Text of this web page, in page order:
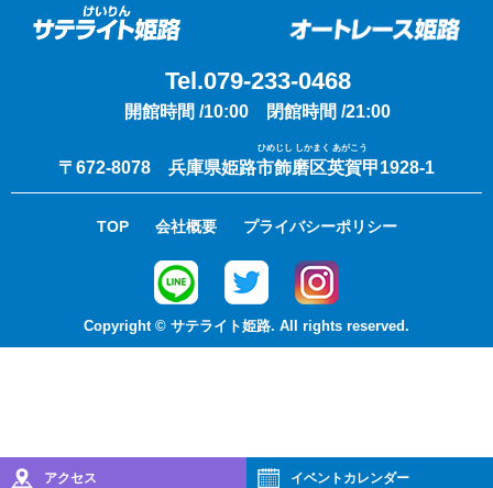
アクセス イベント カレンダー
Tel.079-233-0468
開館時間 /10:00 閉館時間 /21:00
ひめじし しかまく あがこう
〒672-8078 兵庫県姫路市飾磨区英賀甲1928-1
TOP 会社概要 プライバシーポリシー
Copyright © サテライト姫路. All rights reserved.